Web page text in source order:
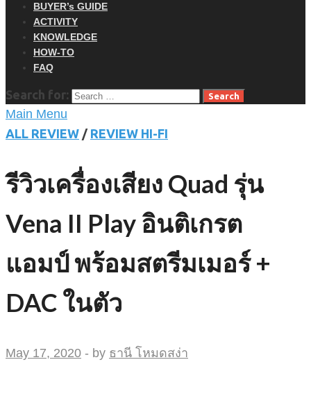
BUYER’s GUIDE
ACTIVITY
KNOWLEDGE
HOW-TO
FAQ
Search for:
Main Menu
ALL REVIEW / REVIEW HI-FI
รีวิวเครื่องเสียง Quad รุ่น
Vena II Play อินติเกรต
แอมป์ พร้อมสตรีมเมอร์ +
DAC ในตัว
May 17, 2020 - by ธานี โหมดสง่า